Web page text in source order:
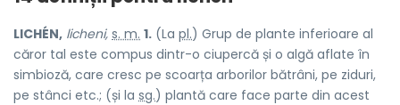
LICHÉN, licheni, s. m. 1. (La pl.) Grup de plante inferioare al
căror tal este compus dintr-o ciupercă și o algă aflate în
simbioză, care cresc pe scoarța arborilor bătrâni, pe ziduri,
pe stânci etc.; (și la sg.) plantă care face parte din acest